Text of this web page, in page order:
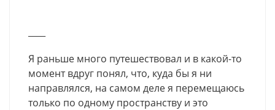
Я раньше много путешествовал и в какой-то
момент вдруг понял, что, куда бы я ни
направлялся, на самом деле я перемещаюсь
только по одному пространству и это